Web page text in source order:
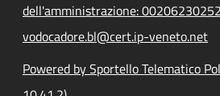
dell'amministrazione:
vodocadore.bl@cert.ip-veneto.net
Powered by Sportello Telematico